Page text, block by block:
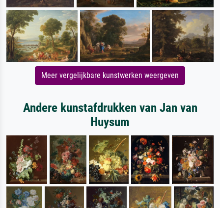
Meer vergelijkbare kunstwerken weergeven
Andere kunstafdrukken van Jan van
Huysum